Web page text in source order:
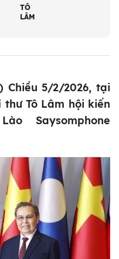
TÔ
LÂM
Chiều 5/2/2026, tại
thư Tô Lâm hội kiến
Saysomphone